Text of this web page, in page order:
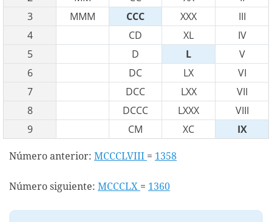
3
MMM CCC XXX
III
4
CD XL
IV
5
D L
V
6
DC LX
VI
7
DCC LXX
VII
8
DCCC LXXX
VIII
9
CM XC IX
Número anterior: MCCCLVIII = 1358
Número siguiente: MCCCLX = 1360